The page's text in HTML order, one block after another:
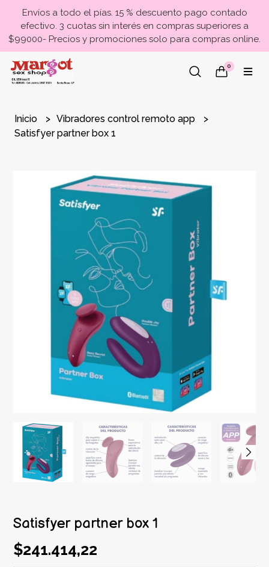
Envíos a todo el pías. 15 % descuento pago contado
efectivo. 3 cuotas sin interés en compras superiores a
$99000- Precios y promociones solo para compras online.
0
Inicio
Vibradores control remoto app
Satisfyer partner box 1
Satisfyer partner box 1
$241.414,22